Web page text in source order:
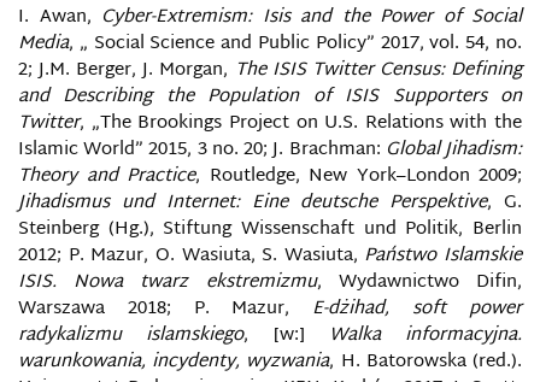
I. Awan, Cyber-Extremism: Isis and the Power of Social
Media, „ Social Science and Public Policy” 2017, vol. 54, no.
2; J.M. Berger, J. Morgan, The ISIS Twitter Census: Defining
and Describing the Population of ISIS Supporters on
Twitter, „The Brookings Project on U.S. Relations with the
Islamic World” 2015, 3 no. 20; J. Brachman: Global Jihadism:
Theory and Practice, Routledge, New York–London 2009;
Jihadismus und Internet: Eine deutsche Perspektive, G.
Steinberg (Hg.), Stiftung Wissenschaft und Politik, Berlin
2012; P. Mazur, O. Wasiuta, S. Wasiuta, Państwo Islamskie
ISIS. Nowa twarz ekstremizmu, Wydawnictwo Difin,
Warszawa 2018; P. Mazur, E-dżihad, soft power
radykalizmu islamskiego, [w:]
Walka informacyjna.
warunkowania, incydenty, wyzwania, H. Batorowska (red.).
DEEP WEB/INVISIBLE WEB
DEMOKRACJA INFORMACYJNA
DEZINFORMACJA RADIOELEKTRONICZNA
DOKTRYNA BEZPIECZEŃSTWA INFORMACYJNEGO
DOKTRYNA CYBERBEZPIECZEŃSTWA
RZECZYPOSPOLITEJ POLSKIEJ
DOUBLESWITCH